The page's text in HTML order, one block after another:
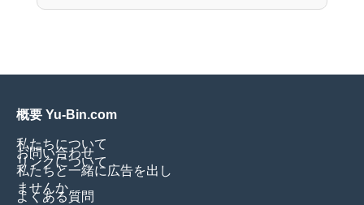
概要 Yu-Bin.com
私たちについて
お問い合わせ
リンクについて
私たちと一緒に広告を出し
ませんか
よくある質問